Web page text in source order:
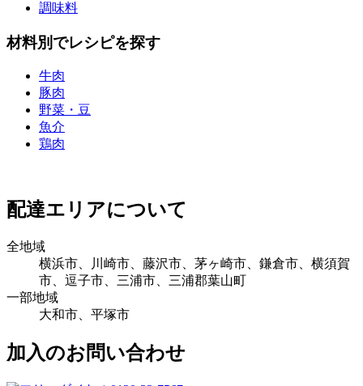
調味料
材料別でレシピを探す
牛肉
豚肉
野菜・豆
魚介
鶏肉
配達エリアについて
全地域
横浜市、川崎市、藤沢市、茅ヶ崎市、鎌倉市、横須賀
市、逗子市、三浦市、三浦郡葉山町
一部地域
大和市、平塚市
加入のお問い合わせ